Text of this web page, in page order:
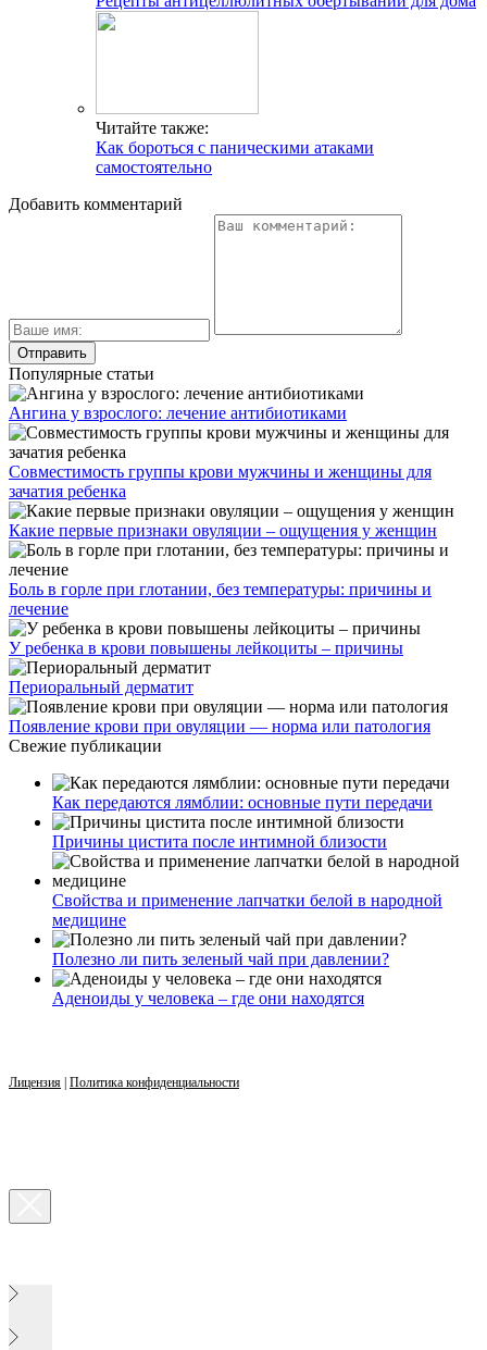
Читайте также:
Как бороться с паническими атаками
самостоятельно
Добавить комментарий
Популярные статьи
Ангина у взрослого: лечение антибиотиками
Совместимость группы крови мужчины и женщины для
зачатия ребенка
Какие первые признаки овуляции – ощущения у женщин
Боль в горле при глотании, без температуры: причины и
лечение
У ребенка в крови повышены лейкоциты – причины
Периоральный дерматит
Появление крови при овуляции — норма или патология
Свежие публикации
Как передаются лямблии: основные пути передачи
Причины цистита после интимной близости
Свойства и применение лапчатки белой в народной
медицине
Полезно ли пить зеленый чай при давлении?
Аденоиды у человека – где они находятся
Лицензия | Политика конфиденциальности